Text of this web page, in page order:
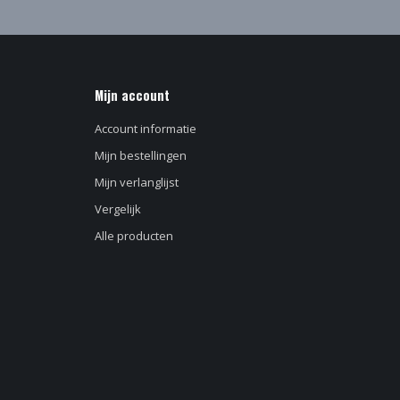
Mijn account
Account informatie
Mijn bestellingen
Mijn verlanglijst
Vergelijk
Alle producten